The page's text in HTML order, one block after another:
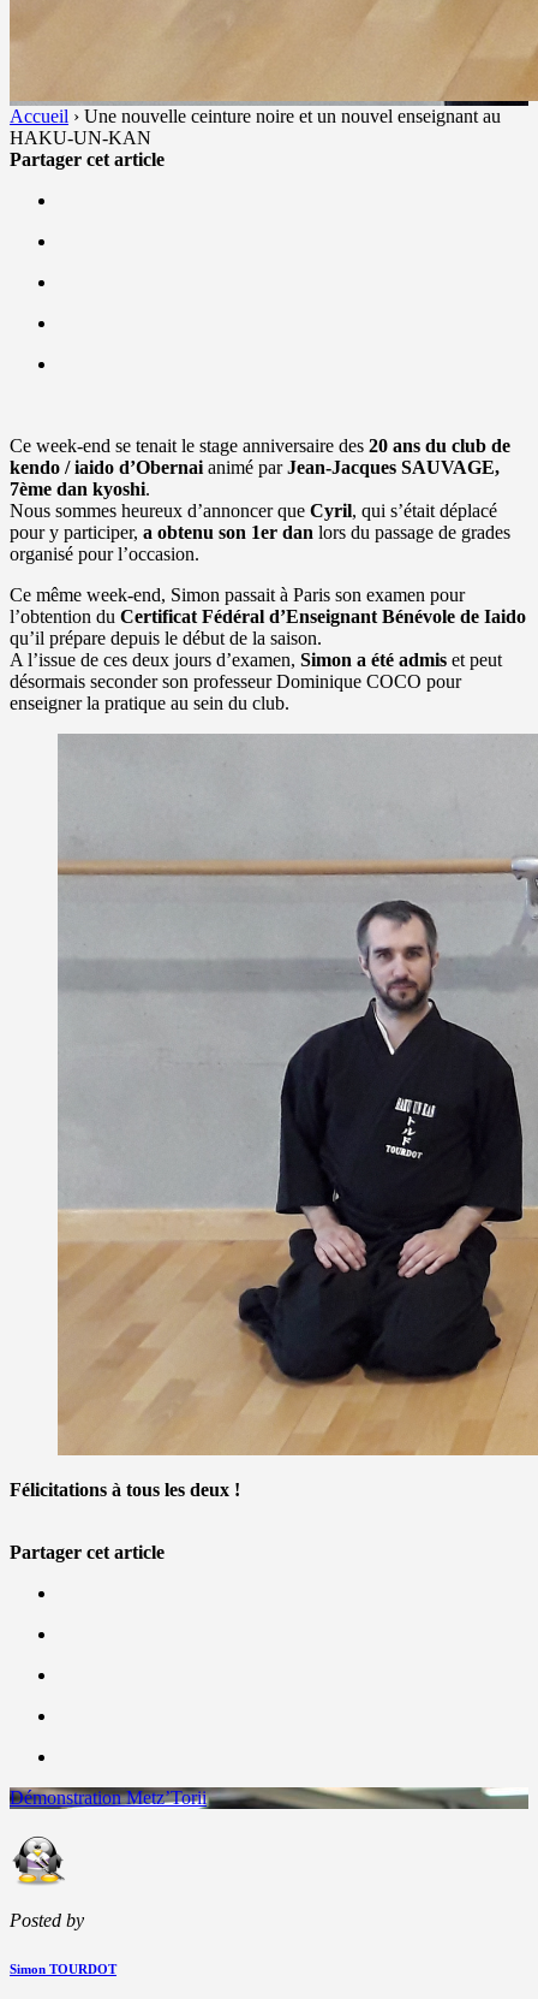
Accueil › Une nouvelle ceinture noire et un nouvel enseignant au
HAKU-UN-KAN
Partager cet article
Ce week-end se tenait le stage anniversaire des 20 ans du club de
kendo / iaido d’Obernai animé parJean-Jacques SAUVAGE,
7ème dan kyoshi.
Nous sommes heureux d’annoncer que Cyril, qui s’était déplacé
pour y participer, a obtenu son 1er dan lors du passage de grades
organisé pour l’occasion.
Ce même week-end, Simon passait à Paris son examen pour
l’obtention du Certificat Fédéral d’Enseignant Bénévole de Iaido
qu’il prépare depuis le début de la saison.
A l’issue de ces deux jours d’examen, Simon a été admis et peut
désormais seconder son professeur Dominique COCO pour
enseigner la pratique au sein du club.
Félicitations à tous les deux !
Partager cet article
Démonstration Metz’Torii
Posted by
Simon TOURDOT